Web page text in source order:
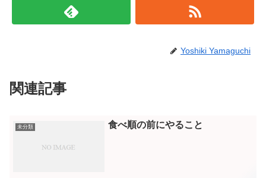
Yoshiki Yamaguchi
関連記事
未分類 食べ順の前にやること